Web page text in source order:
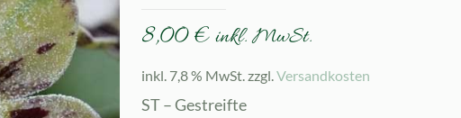
8,00€ inkl. MwSt.
inkl. 7,8 % MwSt.zzgl.Versandkosten
ST – Gestreifte